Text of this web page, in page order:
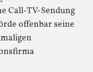
Call-TV-Sendung
offenbar seine